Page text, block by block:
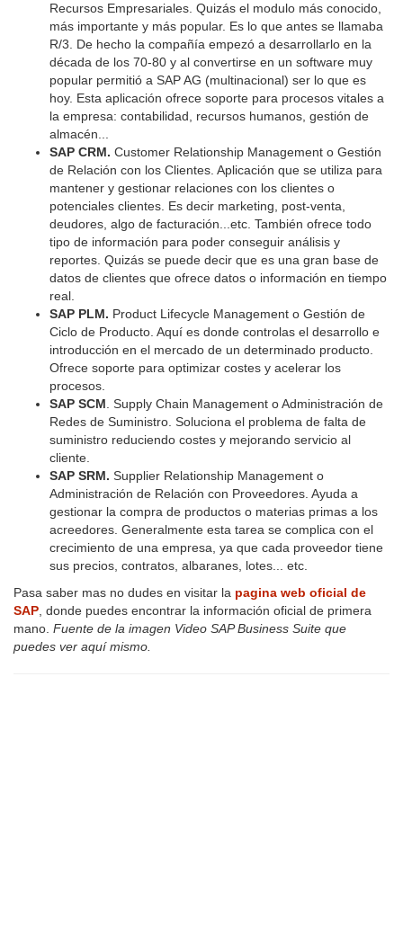
Recursos Empresariales. Quizás el modulo más conocido,
más importante y más popular. Es lo que antes se llamaba
R/3. De hecho la compañía empezó a desarrollarlo en la
década de los 70-80 y al convertirse en un software muy
popular permitió a SAP AG (multinacional) ser lo que es
hoy. Esta aplicación ofrece soporte para procesos vitales a
la empresa: contabilidad, recursos humanos, gestión de
almacén...
SAP CRM. Customer Relationship Management o Gestión
de Relación con los Clientes. Aplicación que se utiliza para
mantener y gestionar relaciones con los clientes o
potenciales clientes. Es decir marketing, post-venta,
deudores, algo de facturación...etc. También ofrece todo
tipo de información para poder conseguir análisis y
reportes. Quizás se puede decir que es una gran base de
datos de clientes que ofrece datos o información en tiempo
real.
SAP PLM. Product Lifecycle Management o Gestión de
Ciclo de Producto. Aquí es donde controlas el desarrollo e
introducción en el mercado de un determinado producto.
Ofrece soporte para optimizar costes y acelerar los
procesos.
SAP SCM . Supply Chain Management o Administración de
Redes de Suministro. Soluciona el problema de falta de
suministro reduciendo costes y mejorando servicio al
cliente.
SAP SRM. Supplier Relationship Management o
Administración de Relación con Proveedores. Ayuda a
gestionar la compra de productos o materias primas a los
acreedores. Generalmente esta tarea se complica con el
crecimiento de una empresa, ya que cada proveedor tiene
sus precios, contratos, albaranes, lotes... etc.
Pasa saber mas no dudes en visitar la pagina web oficial de
SAP , donde puedes encontrar la información oficial de primera
mano. Fuente de la imagen Video SAP Business Suite que
puedes ver aquí mismo.